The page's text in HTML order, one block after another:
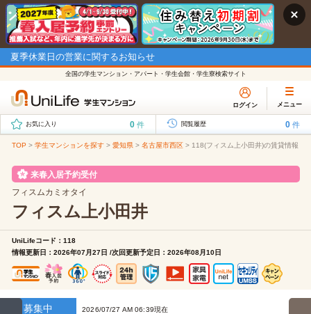
夏季休業日の営業に関するお知らせ
全国の学生マンション・アパート・学生会館・学生寮検索サイト
ログイン メニュー
お気に入り 0 件 閲覧履歴 0 件
TOP > 学生マンションを探す > 愛知県 > 名古屋市西区 > 118(フィスム上小田井)の賃貸情報
来春入居予約受付
フィスムカミオタイ
フィスム上小田井
UniLifeコード：118
情報更新日：2026年07月27日 /次回更新予定日：2026年08月10日
募集中 2026/07/27 AM 06:39現在